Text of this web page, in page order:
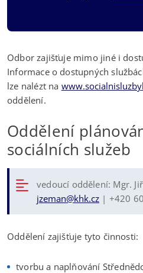
Odbor zajišťuje mimo jiné i
Informace o dostupných
lze nalézt na
oddělení.
Oddělení
sociálních služeb
vedoucí oddělení: Mgr.
jzeman@khk.cz | +420
Oddělení zajišťuje tyto činnosti:
tvorbu a naplňování